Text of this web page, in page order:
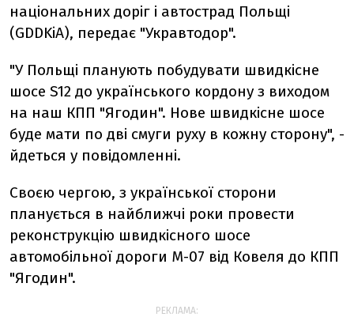
національних доріг і автострад Польщі
(GDDKiA), передає "Укравтодор".
"У Польщі планують побудувати швидкісне
шосе S12 до українського кордону з виходом
на наш КПП "Ягодин". Нове швидкісне шосе
буде мати по дві смуги руху в кожну сторону", -
йдеться у повідомленні.
Своєю чергою, з української сторони
планується в найближчі роки провести
реконструкцію швидкісного шосе
автомобільної дороги М-07 від Ковеля до КПП
"Ягодин".
РЕКЛАМА: